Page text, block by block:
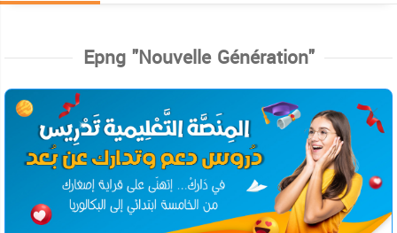
Epng "Nouvelle Génération"